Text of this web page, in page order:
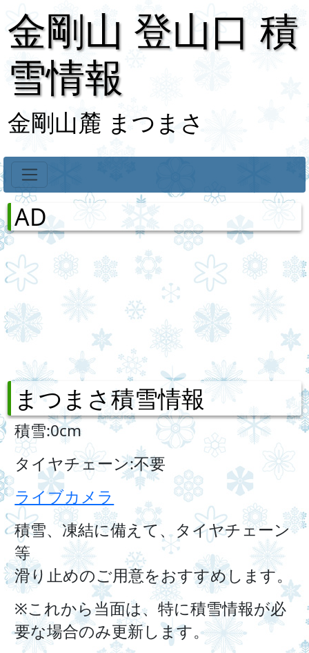
金剛山 登山口 積
雪情報
金剛山麓 まつまさ
AD
まつまさ積雪情報
積雪:0cm
タイヤチェーン:不要
ライブカメラ
積雪、凍結に備えて、タイヤチェーン
等
滑り止めのご用意をおすすめします。
※これから当面は、特に積雪情報が必
要な場合のみ更新します。